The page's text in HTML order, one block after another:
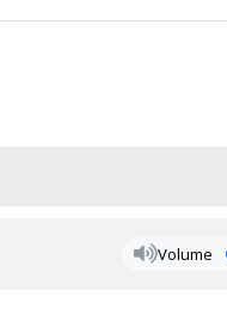
Volume